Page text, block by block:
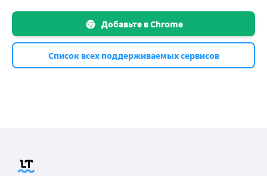
Добавьте в Chrome
Список всех поддерживаемых сервисов